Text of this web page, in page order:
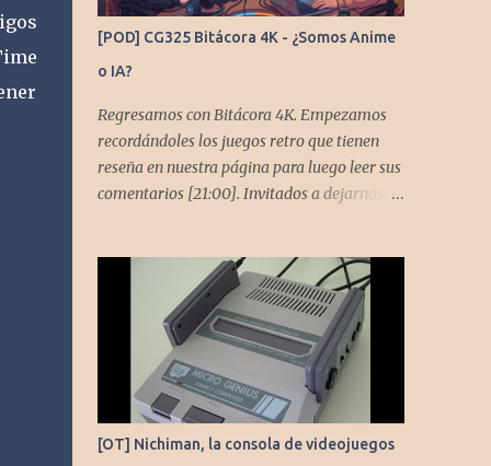
[POD] CG325 Bitácora 4K - ¿Somos Anime
o IA?
Regresamos con Bitácora 4K. Empezamos
recordándoles los juegos retro que tienen
reseña en nuestra página para luego leer sus
comentarios [21:00]. Invitados a dejarnos
pero lo usaremos para comentarles algunos
cambios que queremos hacer en el podcast.
Los acompañan @GoombaVictor y
@flagstaad que no estarían aquí si no es por
ustedes. Muchas gracias a todos los que nos
agregan a sus plataformas de podcast y nos
dejan comentarios en las cuentas de redes.
Spotify YouTube. Twitter -
[OT] Nichiman, la consola de videojuegos